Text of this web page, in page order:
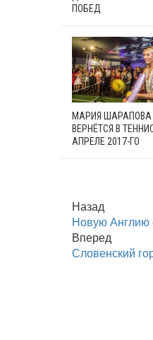
ПОБЕД
МАРИЯ ШАРАПОВА
ВЕРНЁТСЯ В
АПРЕЛЕ 2017-ГО
Назад
Новую Англию
Вперед
Словенский